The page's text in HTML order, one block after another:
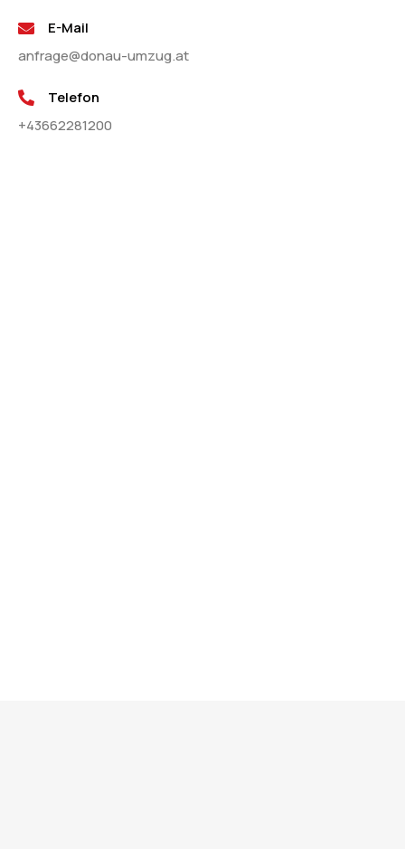
E-Mail
anfrage@donau-umzug.at
Telefon
+43662281200